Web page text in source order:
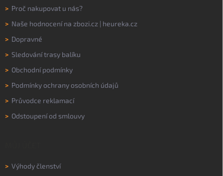
> Proč nakupovat u nás?
> Naše hodnocení na zbozi.cz | heureka.cz
> Dopravné
> Sledování trasy balíku
> Obchodní podmínky
> Podmínky ochrany osobních údajů
> Průvodce reklamací
> Odstoupení od smlouvy
> Výhody členství